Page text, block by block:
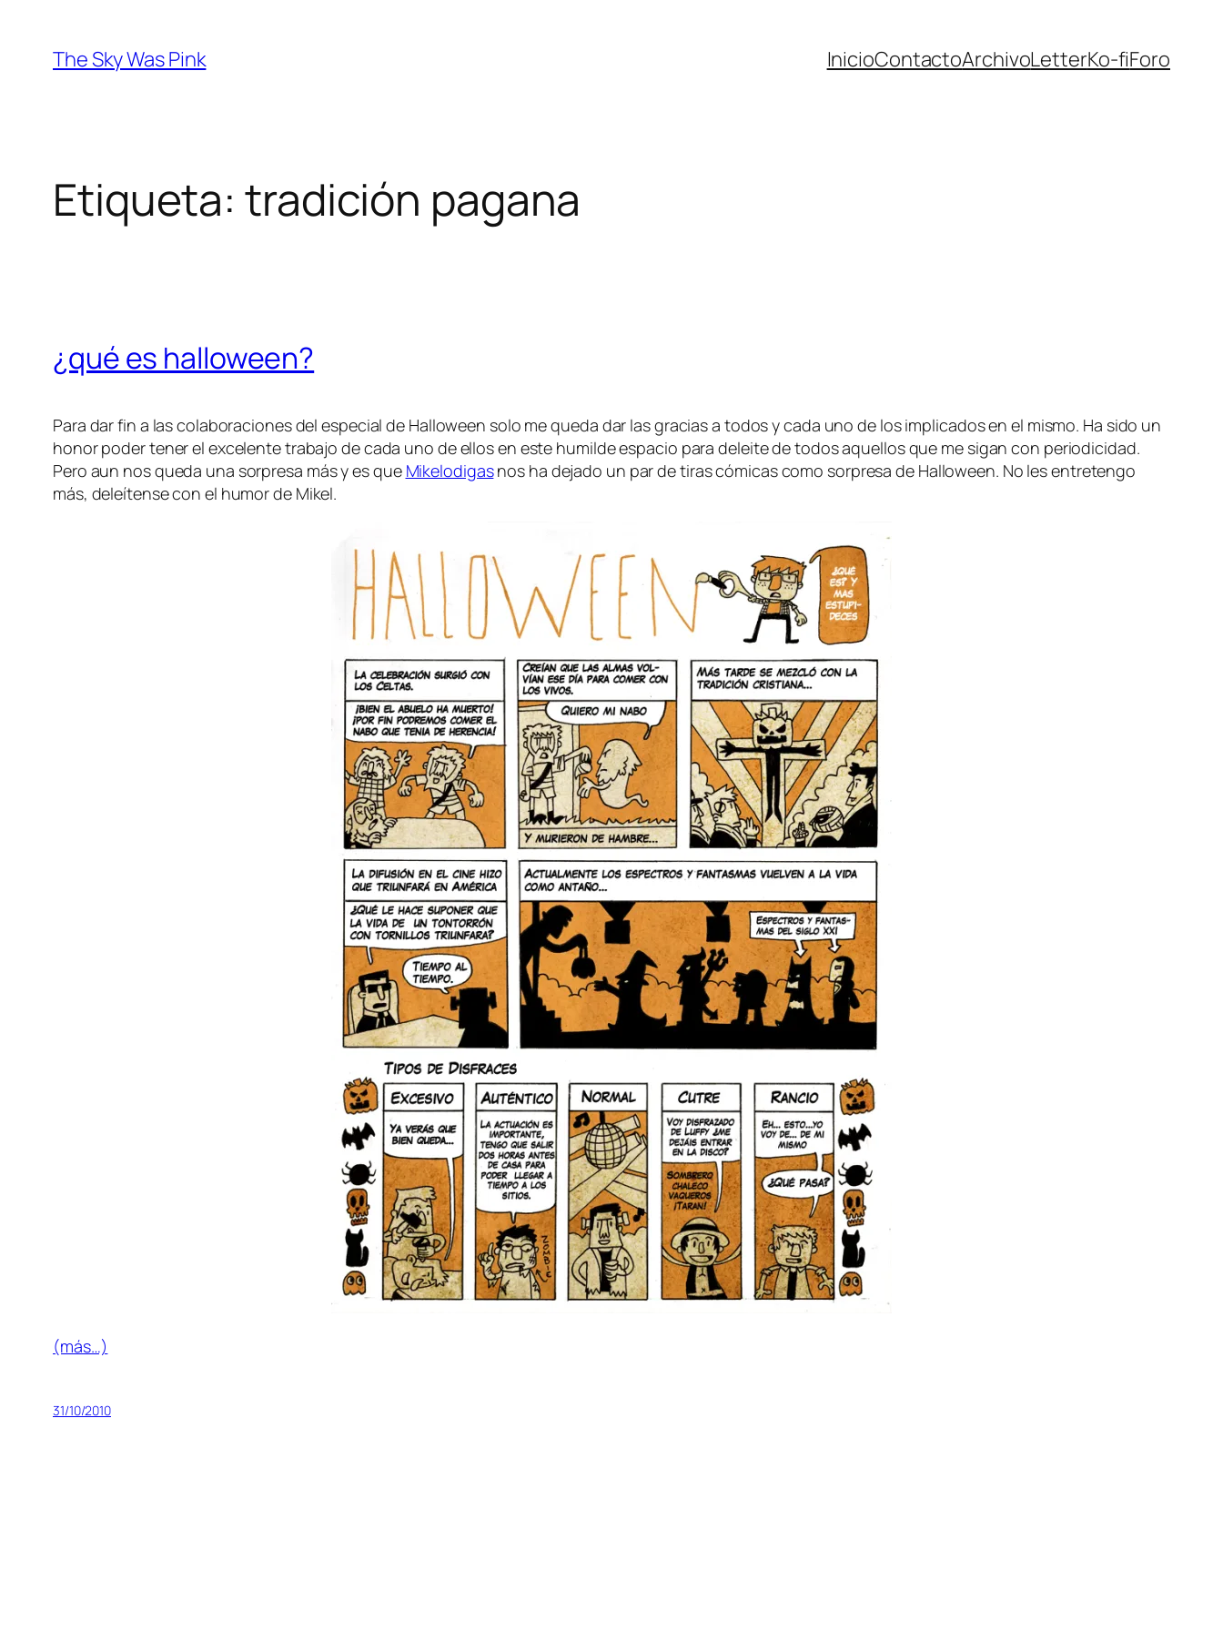
contenido
The Sky Was Pink InicioContactoArchivoLetterKo-fiForo
Etiqueta: tradición pagana
¿qué es halloween?
Para dar fin a las co­la­bo­ra­cio­nes del es­pe­cial de Halloween so­lo me que­da dar las gra­cias a to­dos y ca­da uno de los im­pli­ca­dos en el mis­mo. Ha si­do un
ho­nor po­der te­ner el ex­ce­len­te tra­ba­jo de ca­da uno de ellos en es­te hu­mil­de es­pa­cio pa­ra de­lei­te de to­dos aque­llos que me si­gan con pe­rio­di­ci­dad.
Pero aun nos que­da una sor­pre­sa más y es que Mikelodigasnos ha de­ja­do un par de ti­ras có­mi­cas co­mo sor­pre­sa de Halloween. No les en­tre­ten­go
más, de­leí­ten­se con el hu­mor de Mikel.
(más…)
31/10/2010